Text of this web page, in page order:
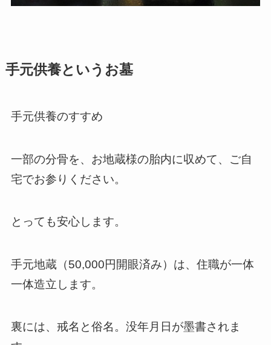
手元供養というお墓
手元供養のすすめ
一部の分骨を、お地蔵様の胎内に収めて、ご自
宅でお参りください。
とっても安心します。
手元地蔵（50,000円開眼済み）は、住職が一体
一体造立します。
裏には、戒名と俗名。没年月日が墨書されま